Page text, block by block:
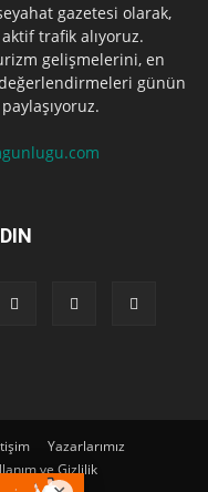
gazetesi olarak,
trafik alıyoruz.
gelişmelerini, en
günün
Yazarlarımız
ve Gizlilik